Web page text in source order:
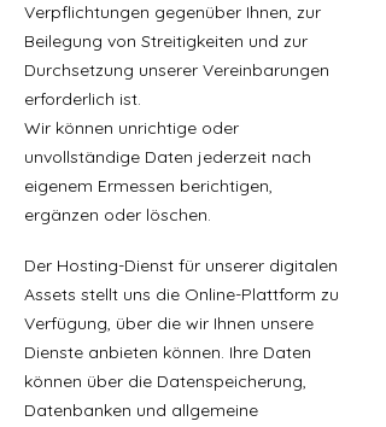
Verpflichtungen gegenüber Ihnen, zur
Beilegung von Streitigkeiten und zur
Durchsetzung unserer Vereinbarungen
erforderlich ist.
Wir können unrichtige oder
unvollständige Daten jederzeit nach
eigenem Ermessen berichtigen,
ergänzen oder löschen.
Der Hosting-Dienst für unserer digitalen
Assets stellt uns die Online-Plattform zu
Verfügung, über die wir Ihnen unsere
Dienste anbieten können. Ihre Daten
können über die Datenspeicherung,
Datenbanken und allgemeine